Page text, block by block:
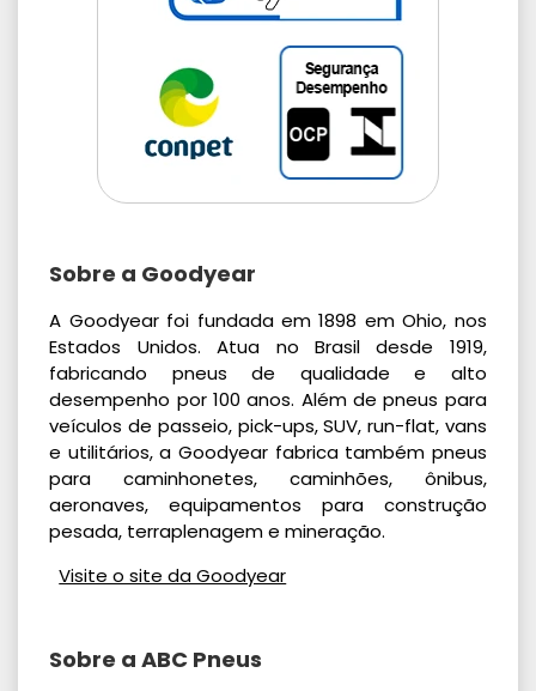
Sobre a Goodyear
A Goodyear foi fundada em 1898 em Ohio, nos
Estados Unidos. Atua no Brasil desde 1919,
fabricando pneus de qualidade e alto
desempenho por 100 anos. Além de pneus para
veículos de passeio, pick-ups, SUV, run-flat, vans
e utilitários, a Goodyear fabrica também pneus
para caminhonetes, caminhões, ônibus,
aeronaves, equipamentos para construção
pesada, terraplenagem e mineração.
Visite o site da Goodyear
Sobre a ABC Pneus